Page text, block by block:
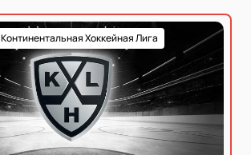
Континентальная Хоккейная Лига